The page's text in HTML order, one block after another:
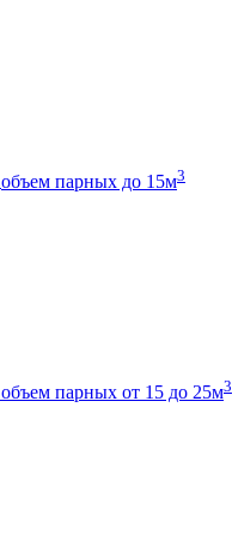
объем парных до 15м3
объем парных от 15 до 25м3